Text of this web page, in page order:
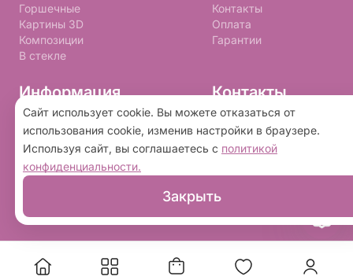
Горшечные
Картины 3D
Композиции
В стекле
Контакты
Оплата
Гарантии
Информация
Правила программы лояльности
Политика конфиденциальности
Пользовательское соглашение
Контакты
+7 (992) 310-99-09
buketnay@bk.ru
2026 ©
цветов в Тюмени. Сайт создан на платформе
Флория.
Сайт использует cookie. Вы можете отказаться от
использования cookie, изменив настройки в браузере.
Используя сайт, вы соглашаетесь с политикой
конфиденциальности.
Закрыть